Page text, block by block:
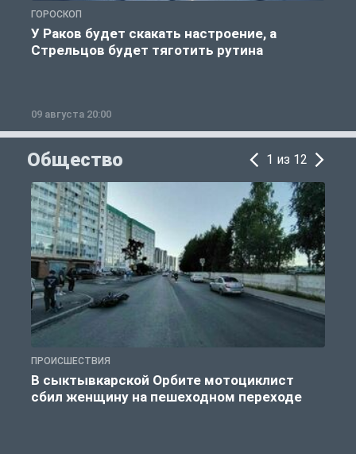
ГОРОСКОП
У Раков будет скакать настроение, а
Стрельцов будет тяготить рутина
09 августа 20:00
Общество 1 из 12
ПРОИСШЕСТВИЯ
В сыктывкарской Орбите мотоциклист
сбил женщину на пешеходном переходе